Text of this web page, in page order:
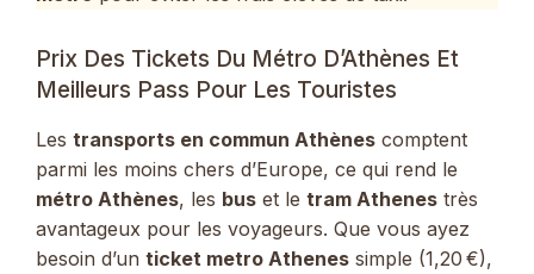
Prix Des Tickets Du Métro D’Athènes Et
Meilleurs Pass Pour Les Touristes
Les transports en commun Athènes comptent
parmi les moins chers d’Europe, ce qui rend le
métro Athènes, les bus et le tram Athenes très
avantageux pour les voyageurs. Que vous ayez
besoin d’un ticket metro Athenes simple (1,20 €),